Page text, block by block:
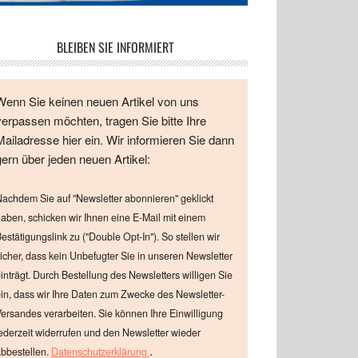
BLEIBEN SIE INFORMIERT
Sie keinen neuen Artikel von uns
möchten, tragen Sie bitte Ihre
hier ein. Wir informieren Sie dann
über jeden neuen Artikel:
Sie auf "Newsletter abonnieren" geklickt
schicken wir Ihnen eine E-Mail mit einem
zu ("Double Opt-In"). So stellen wir
dass kein Unbefugter Sie in unseren Newsletter
Durch Bestellung des Newsletters willigen Sie
dass wir Ihre Daten zum Zwecke des Newsletter-
verarbeiten. Sie können Ihre Einwilligung
widerrufen und den Newsletter wieder
Datenschutzerklärung .